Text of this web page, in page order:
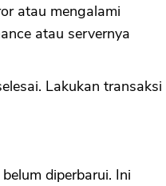
atau mengalami
atau servernya
Lakukan transaksi
diperbarui. Ini